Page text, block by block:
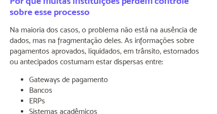
sobre esse processo
Na maioria dos casos, o problema não está na ausência de
dados, mas na fragmentação deles. As informações sobre
pagamentos aprovados, liquidados, em trânsito, estornados
ou antecipados costumam estar dispersas entre:
Gateways de pagamento
Bancos
ERPs
Sistemas acadêmicos